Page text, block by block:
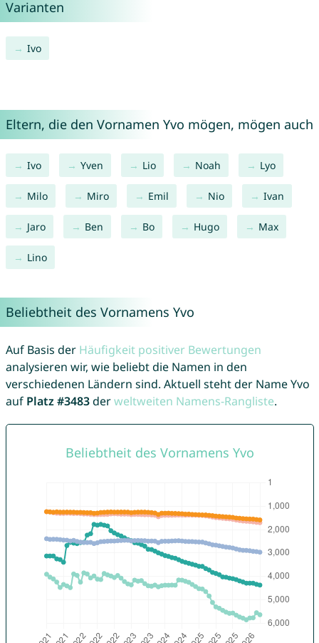
Varianten
Ivo
Eltern, die den Vornamen Yvo mögen, mögen auch
Ivo Yven Lio Noah Lyo
Milo Miro Emil Nio Ivan
Jaro Ben Bo Hugo Max
Lino
Beliebtheit des Vornamens Yvo
Auf Basis der Häufigkeit positiver Bewertungen
analysieren wir, wie beliebt die Namen in den
verschiedenen Ländern sind. Aktuell steht der Name Yvo
auf Platz #3483derweltweiten Namens-Rangliste.